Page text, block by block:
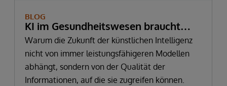
BLOG
KI im Gesundheitswesen braucht
mehr als Daten – sie braucht
vertrauenswürdige Informationen
Warum die Zukunft der künstlichen Intelligenz
nicht von immer leistungsfähigeren Modellen
abhängt, sondern von der Qualität der
Informationen, auf die sie zugreifen können.